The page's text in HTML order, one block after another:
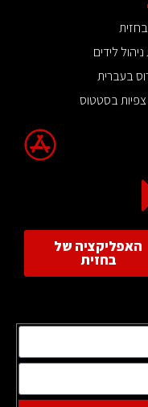
לידים
בעברית
בסטטוס
האפליקציה של
בחזית